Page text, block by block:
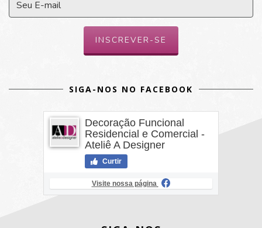
SIGA-NOS NO FACEBOOK
Decoração Funcional
Residencial e Comercial -
Ateliê A Designer
Curtir
Visite nossa página